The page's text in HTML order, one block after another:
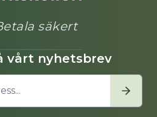
säkert
vårt nyhetsbrev